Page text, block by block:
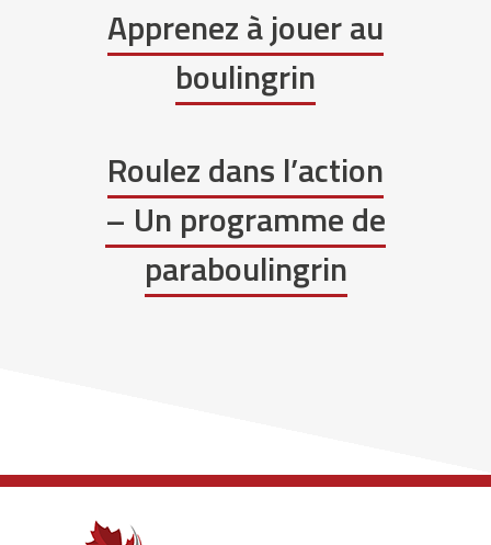
Apprenez à jouer au
boulingrin
Roulez dans l’action
– Un programme de
paraboulingrin